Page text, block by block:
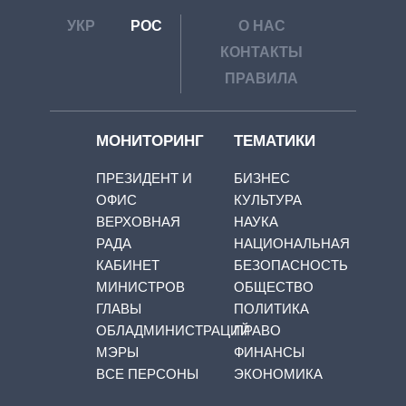
УКР РОС
О НАС
КОНТАКТЫ
ПРАВИЛА
МОНИТОРИНГ
ПРЕЗИДЕНТ И
ОФИС
ВЕРХОВНАЯ
РАДА
КАБИНЕТ
МИНИСТРОВ
ГЛАВЫ
ОБЛАДМИНИСТРАЦИЙ
МЭРЫ
ВСЕ ПЕРСОНЫ
ТЕМАТИКИ
БИЗНЕС
КУЛЬТУРА
НАУКА
НАЦИОНАЛЬНАЯ
БЕЗОПАСНОСТЬ
ОБЩЕСТВО
ПОЛИТИКА
ПРАВО
ФИНАНСЫ
ЭКОНОМИКА